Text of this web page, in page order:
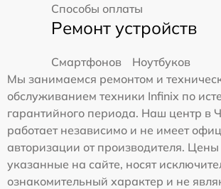
Способы оплаты
Ремонт устройств
Смартфонов
Ноутбуков
Мы занимаемся ремонтом и
обслуживанием техники Infinix по
гарантийного периода. Наш центр в
работает независимо и не имеет
авторизации от производителя.
указанные на сайте, носят
ознакомительный характер и не